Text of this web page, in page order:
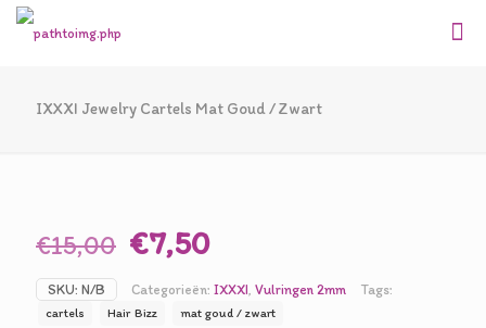
IXXXI Jewelry Cartels Mat Goud / Zwart
€15,00 Oorspronkelijke
prijs
was:
€7,50Huidige
prijs
is:
SKU: N/B Categorieën: IXXXI, Vulringen 2mm Tags:
cartels Hair Bizz mat goud / zwart